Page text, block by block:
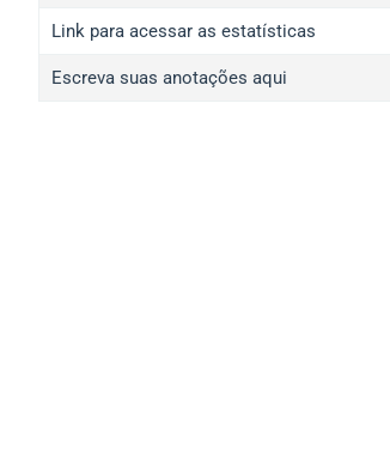
Link para acessar as estatísticas
Escreva suas anotações aqui